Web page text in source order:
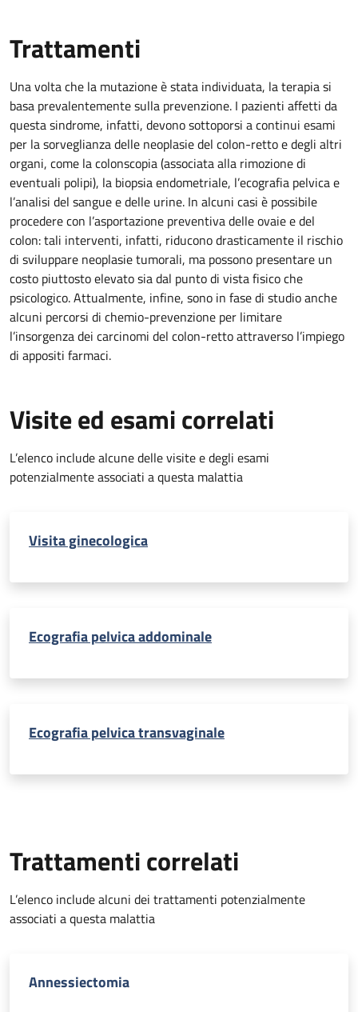
Trattamenti
Una volta che la mutazione è stata individuata, la terapia si
basa prevalentemente sulla prevenzione. I pazienti affetti da
questa sindrome, infatti, devono sottoporsi a continui esami
per la sorveglianza delle neoplasie del colon-retto e degli altri
organi, come la colonscopia (associata alla rimozione di
eventuali polipi), la biopsia endometriale, l’ecografia pelvica e
l’analisi del sangue e delle urine. In alcuni casi è possibile
procedere con l’asportazione preventiva delle ovaie e del
colon: tali interventi, infatti, riducono drasticamente il rischio
di sviluppare neoplasie tumorali, ma possono presentare un
costo piuttosto elevato sia dal punto di vista fisico che
psicologico. Attualmente, infine, sono in fase di studio anche
alcuni percorsi di chemio-prevenzione per limitare
l’insorgenza dei carcinomi del colon-retto attraverso l’impiego
di appositi farmaci.
Visite ed esami correlati
L’elenco include alcune delle visite e degli esami
potenzialmente associati a questa malattia
Visita ginecologica
Ecografia pelvica addominale
Ecografia pelvica transvaginale
Trattamenti correlati
L’elenco include alcuni dei trattamenti potenzialmente
associati a questa malattia
Annessiectomia